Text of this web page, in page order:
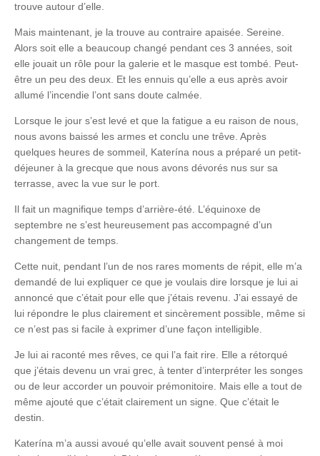
trouve autour d’elle.
Mais maintenant, je la trouve au contraire apaisée. Sereine.
Alors soit elle a beaucoup changé pendant ces 3 années, soit
elle jouait un rôle pour la galerie et le masque est tombé. Peut-
être un peu des deux. Et les ennuis qu’elle a eus après avoir
allumé l’incendie l’ont sans doute calmée.
Lorsque le jour s’est levé et que la fatigue a eu raison de nous,
nous avons baissé les armes et conclu une trêve. Après
quelques heures de sommeil, Katerína nous a préparé un petit-
déjeuner à la grecque que nous avons dévorés nus sur sa
terrasse, avec la vue sur le port.
Il fait un magnifique temps d’arrière-été. L’équinoxe de
septembre ne s’est heureusement pas accompagné d’un
changement de temps.
Cette nuit, pendant l’un de nos rares moments de répit, elle m’a
demandé de lui expliquer ce que je voulais dire lorsque je lui ai
annoncé que c’était pour elle que j’étais revenu. J’ai essayé de
lui répondre le plus clairement et sincèrement possible, même si
ce n’est pas si facile à exprimer d’une façon intelligible.
Je lui ai raconté mes rêves, ce qui l’a fait rire. Elle a rétorqué
que j’étais devenu un vrai grec, à tenter d’interpréter les songes
ou de leur accorder un pouvoir prémonitoire. Mais elle a tout de
même ajouté que c’était clairement un signe. Que c’était le
destin.
Katerína m’a aussi avoué qu’elle avait souvent pensé à moi